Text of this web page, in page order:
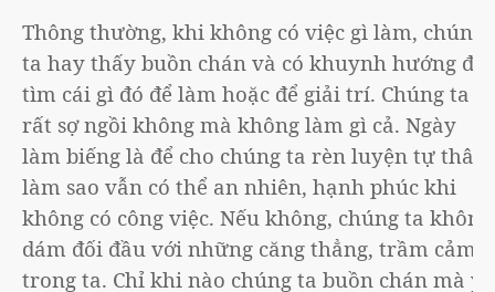
Thông thường, khi không có việc gì làm, chúng
ta hay thấy buồn chán và có khuynh hướng đi
tìm cái gì đó để làm hoặc để giải trí. Chúng ta
rất sợ ngồi không mà không làm gì cả. Ngày
làm biếng là để cho chúng ta rèn luyện tự thân,
làm sao vẫn có thể an nhiên, hạnh phúc khi
không có công việc. Nếu không, chúng ta không
dám đối đầu với những căng thẳng, trầm cảm
trong ta. Chỉ khi nào chúng ta buồn chán mà ý